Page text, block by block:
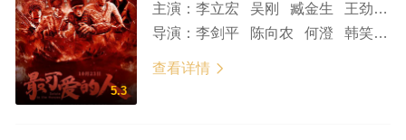
5.3
主演： 李立宏 吴刚 臧金生 王劲松 郭俊辰
导演： 李剑平 陈向农 何澄 韩笑 张晨 傅岩
查看详情 